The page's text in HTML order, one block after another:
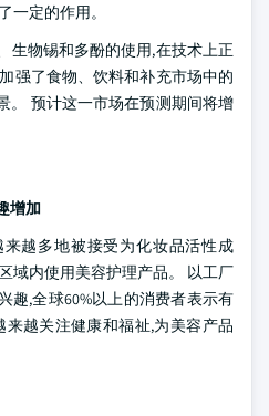
一定的作用。
生物锡和多酚的使用,在技术上正
强了食物、饮料和补充市场中的
。 预计这一市场在预测期间将增
增加
越多地被接受为化妆品活性成
域内使用美容护理产品。 以工厂
趣,全球60%以上的消费者表示有
越关注健康和福祉,为美容产品